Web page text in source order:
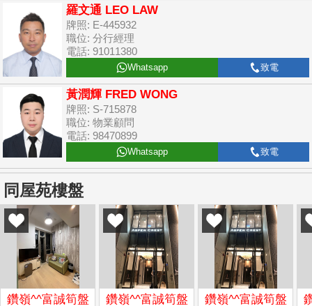
羅文通 LEO LAW
牌照: E-445932
職位: 分行經理
電話: 91011380
Whatsapp 致電
黃潤輝 FRED WONG
牌照: S-715878
職位: 物業顧問
電話: 98470899
Whatsapp 致電
同屋苑樓盤
鑽嶺^^富誠筍盤 鑽嶺^^富誠筍盤 鑽嶺^^富誠筍盤